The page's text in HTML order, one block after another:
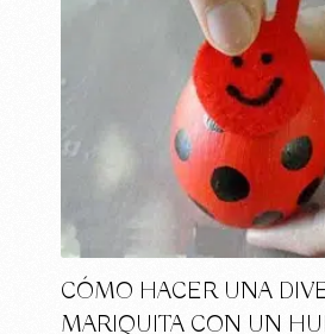
CÓMO HACER UNA
MARIQUITA CON UN